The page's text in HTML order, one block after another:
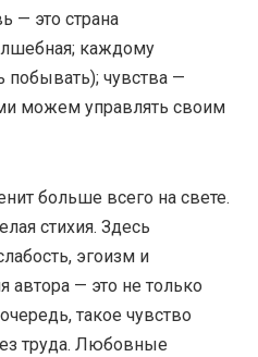
— это страна
каждому
побывать); чувства —
можем управлять своим
больше всего на свете.
стихия. Здесь
эгоизм и
— это не только
такое чувство
труда. Любовные